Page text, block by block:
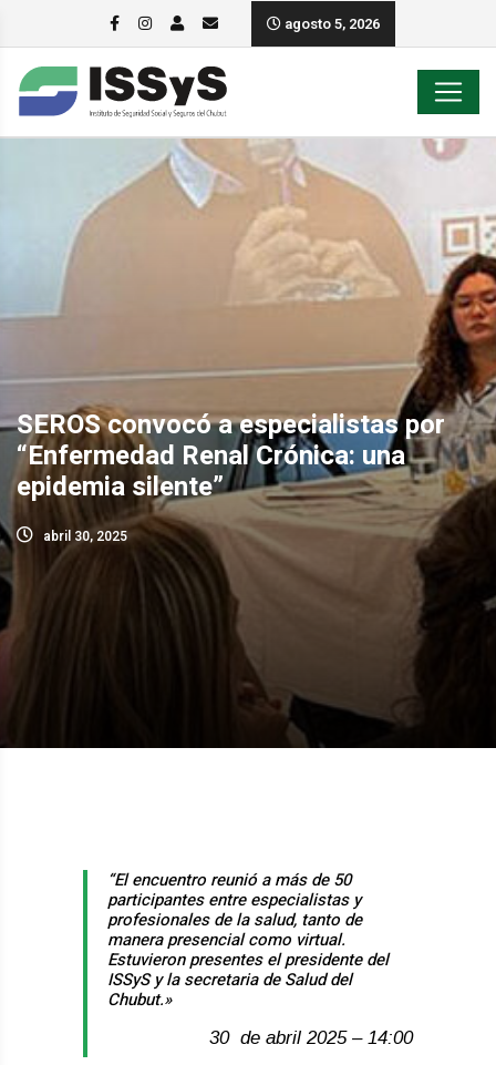
agosto 5, 2026
SEROS convocó a especialistas por
“Enfermedad Renal Crónica: una
epidemia silente”
abril 30, 2025
“El encuentro reunió a más de 50
participantes entre especialistas y
profesionales de la salud, tanto de
manera presencial como virtual.
Estuvieron presentes el presidente del
ISSyS y la secretaria de Salud del
Chubut.»
30 de abril 2025 – 14:00